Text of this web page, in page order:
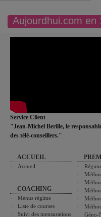
Aujourdhui.com en
Service Client
"Jean-Michel Berille, le
des télé-conseillers."
ACCUEIL
Accueil
COACHING
Menus régime
Liste de courses
Suivi des mensurations
Géno-